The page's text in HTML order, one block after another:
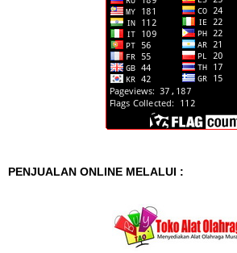
PENJUALAN ONLINE MELALUI :